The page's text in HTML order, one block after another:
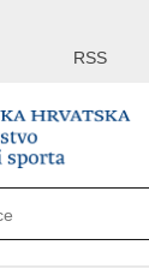
RSS